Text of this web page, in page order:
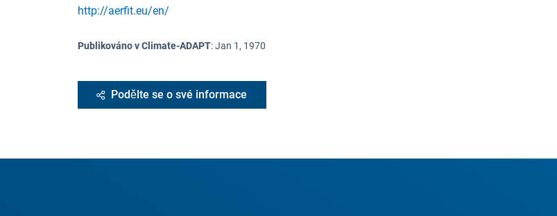
http://aerfit.eu/en/
Publikováno v Climate-ADAPT:Jan 1, 1970
Podělte se o své informace